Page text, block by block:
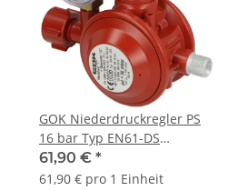
GOK Niederdruckregler PS
16 bar Typ EN61-DS
0515000
61,90 € *
61,90 € pro 1 Einheit